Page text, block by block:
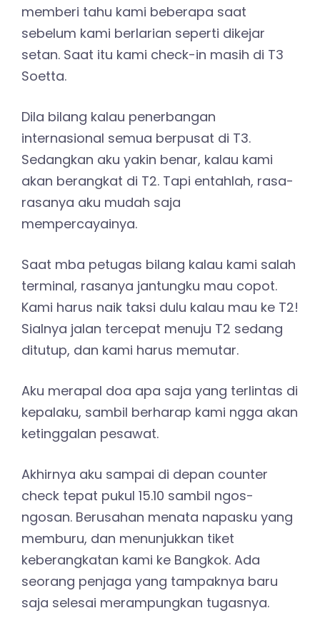
memberi tahu kami beberapa saat
sebelum kami berlarian seperti dikejar
setan. Saat itu kami check-in masih di T3
Soetta.
Dila bilang kalau penerbangan
internasional semua berpusat di T3.
Sedangkan aku yakin benar, kalau kami
akan berangkat di T2. Tapi entahlah, rasa-
rasanya aku mudah saja
mempercayainya.
Saat mba petugas bilang kalau kami salah
terminal, rasanya jantungku mau copot.
Kami harus naik taksi dulu kalau mau ke T2!
Sialnya jalan tercepat menuju T2 sedang
ditutup, dan kami harus memutar.
Aku merapal doa apa saja yang terlintas di
kepalaku, sambil berharap kami ngga akan
ketinggalan pesawat.
Akhirnya aku sampai di depan counter
check tepat pukul 15.10 sambil ngos-
ngosan. Berusahan menata napasku yang
memburu, dan menunjukkan tiket
keberangkatan kami ke Bangkok. Ada
seorang penjaga yang tampaknya baru
saja selesai merampungkan tugasnya.